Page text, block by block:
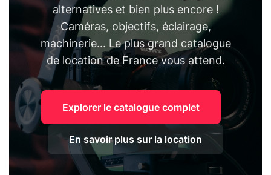
alternatives et bien plus encore !
Caméras, objectifs, éclairage,
machinerie... Le plus grand catalogue
de location de France vous attend.
Explorer le catalogue complet
En savoir plus sur la location